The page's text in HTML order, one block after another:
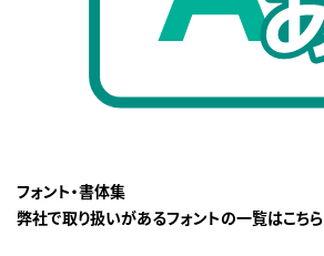
フォント・書体集
弊社で取り扱いがあるフォントの一覧はこちら